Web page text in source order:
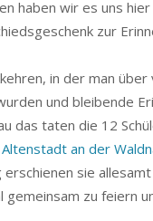
haben wir es uns
zur
in der man
und bleibende
das taten die 12
an der
sie
zu feiern